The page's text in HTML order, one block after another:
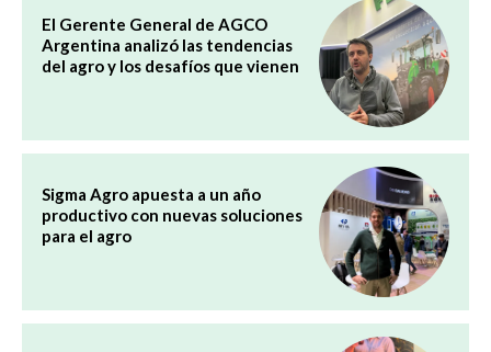
El Gerente General de AGCO
Argentina analizó las tendencias
del agro y los desafíos que vienen
Sigma Agro apuesta a un año
productivo con nuevas soluciones
para el agro